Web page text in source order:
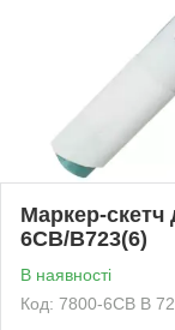
Маркер-
6CB/B723(6)
В наявності
Код: 7800-6CB B